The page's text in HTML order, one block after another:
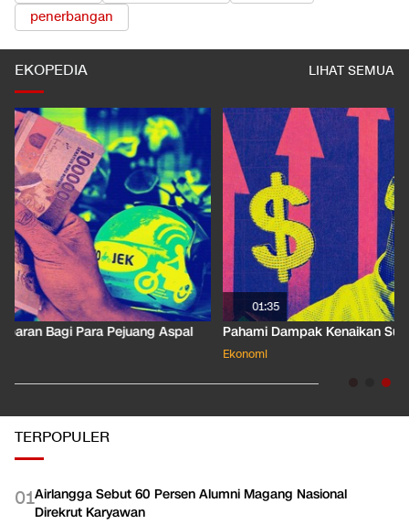
penerbangan
EKOPEDIA LIHAT SEMUA
01:35
Pahami Dampak Kenaikan Suku Bunga Acuan ke Cicilan KPR
TERPOPULER
01Airlangga Sebut 60 Persen Alumni Magang Nasional
Direkrut Karyawan